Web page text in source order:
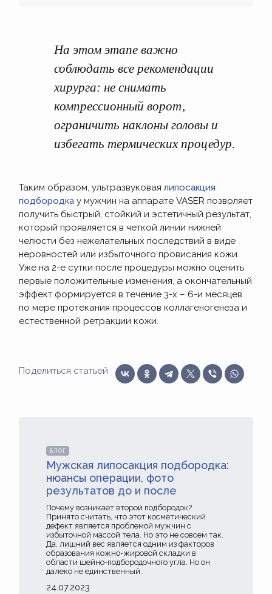
На этом этапе важно
соблюдать все рекомендации
хирурга: не снимать
компрессионный ворот,
ограничить наклоны головы и
избегать термических процедур.
Таким образом, ультразвуковаялипосакция
подбородка у мужчин на аппарате VASER позволяет
получить быстрый, стойкий и эстетичный результат,
который проявляется в четкой линии нижней
челюсти без нежелательных последствий в виде
неровностей или избыточного провисания кожи.
Уже на 2-е сутки после процедуры можно оценить
первые положительные изменения, а окончательный
эффект формируется в течение 3-х – 6-и месяцев
по мере протекания процессов коллагеногенеза и
естественной ретракции кожи.
Поделиться статьей
БЛОГ
Мужская липосакция подбородка:
нюансы операции, фото
результатов до и после
Почему возникает второй подбородок?
Принято считать, что этот косметический
дефект является проблемой мужчин с
избыточной массой тела. Но это не совсем так.
Да, лишний вес является одним из факторов
образования кожно-жировой складки в
области шейно-подбородочного угла. Но он
далеко не единственный.
24.07.2023